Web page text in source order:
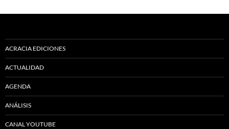
ACRACIA EDICIONES
ACTUALIDAD
AGENDA
ANÁLISIS
CANAL YOUTUBE